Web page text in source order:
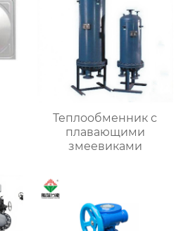
Теплообменник с
плавающими
змеевиками